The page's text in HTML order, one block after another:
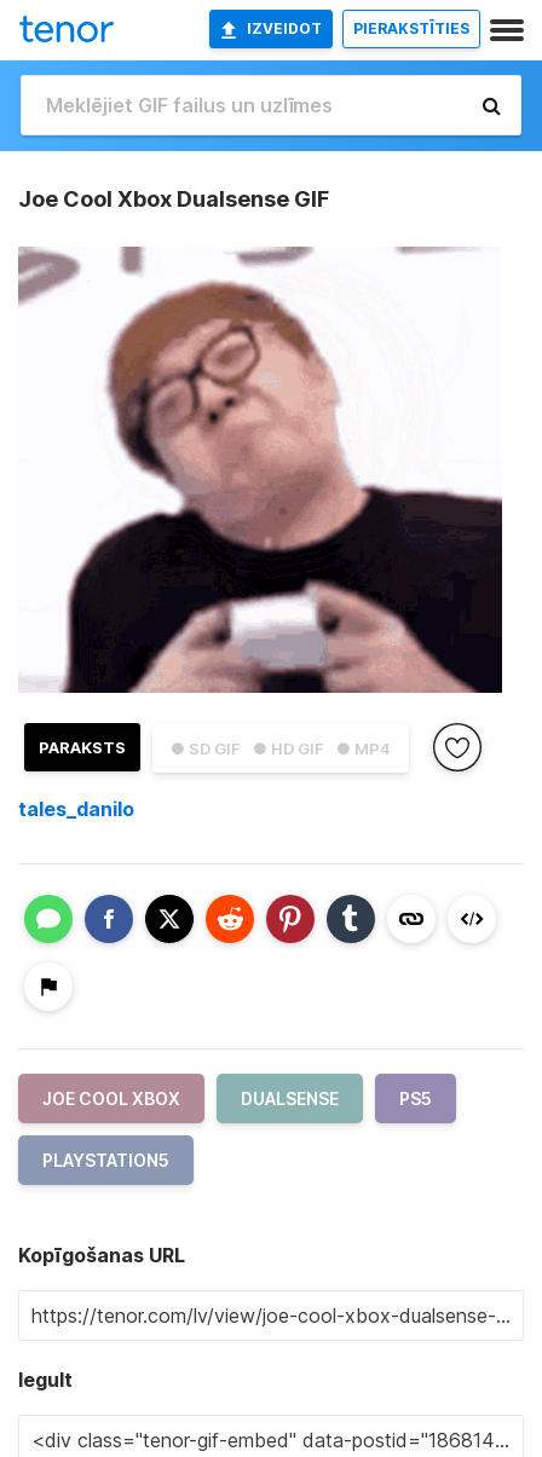
IZVEIDOT PIERAKSTĪTIES
Joe Cool Xbox Dualsense GIF
● SD GIF ● HD GIF ● MP4
PARAKSTS
tales_danilo
JOE COOL XBOX DUALSENSE PS5
PLAYSTATION5
Kopīgošanas URL
Iegult